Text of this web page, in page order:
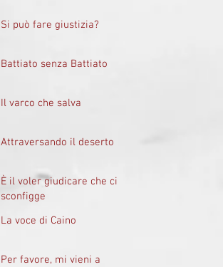
Si può fare giustizia?
Battiato senza Battiato
Il varco che salva
Attraversando il deserto
È il voler giudicare che ci
sconfigge
La voce di Caino
Per favore, mi vieni a